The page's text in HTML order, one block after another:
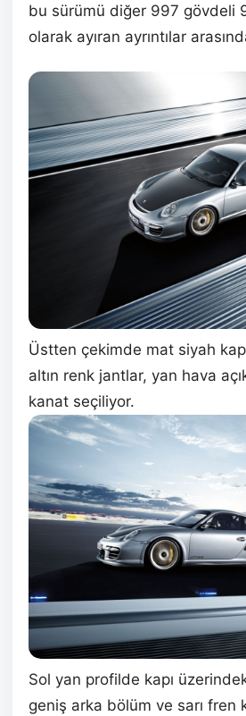
bu sürümü diğer 997 gövdeli
olarak ayıran ayrıntılar
Üstten çekimde mat siyah
altın renk jantlar, yan hava
kanat seçiliyor.
Sol yan profilde kapı
geniş arka bölüm ve sarı fren